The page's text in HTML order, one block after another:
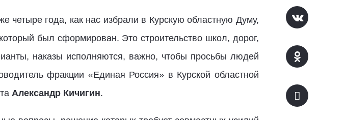
года, как нас избрали в Курскую областную Думу,
был сформирован. Это строительство школ, дорог,
наказы исполняются, важно, чтобы просьбы людей
фракции «Единая Россия» в Курской областной
Александр Кичигин.